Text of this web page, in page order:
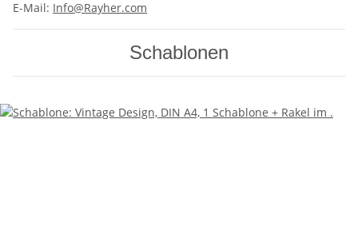
E-Mail: Info@Rayher.com
Schablonen